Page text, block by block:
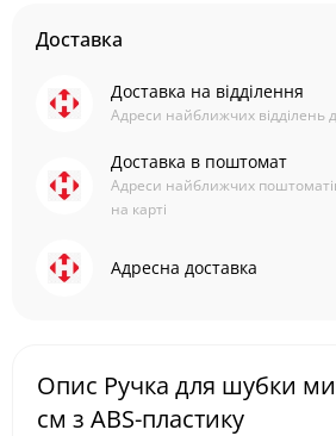
Доставка
Доставка на відділення
Адреси найближчих відділень
Доставка в поштомат
Адреси найближчих
на карті
Адресна доставка
Опис Ручка для шубки
см з ABS-пластику